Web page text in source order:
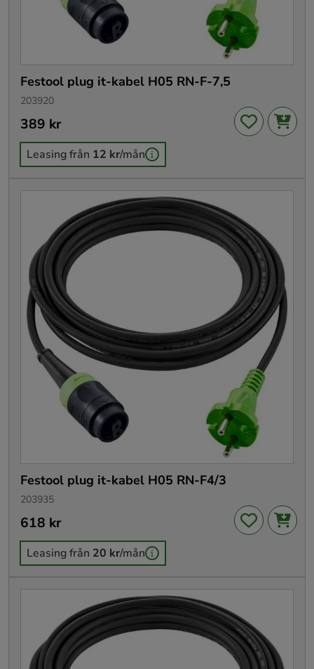
Festool plug it-kabel H05 RN-F-7,5
203920
Pris: 389 kr
389 kr
Leasing från 12 kr/mån
Festool plug it-kabel H05 RN-F4/3
203935
Pris: 618 kr
618 kr
Leasing från 20 kr/mån